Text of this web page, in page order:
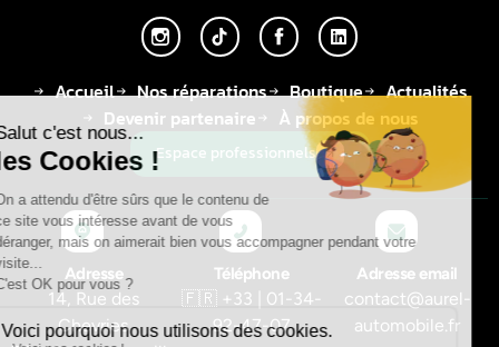
Accueil Nos réparations Boutique
Actualités
Devenir partenaire
À propos de nous
Espace professionnels
Adresse
14, Rue des
Chevries
Téléphone
🇫🇷 +33 | 01-34-
92-47-07
Adresse email
contact@aurel-
automobile.fr